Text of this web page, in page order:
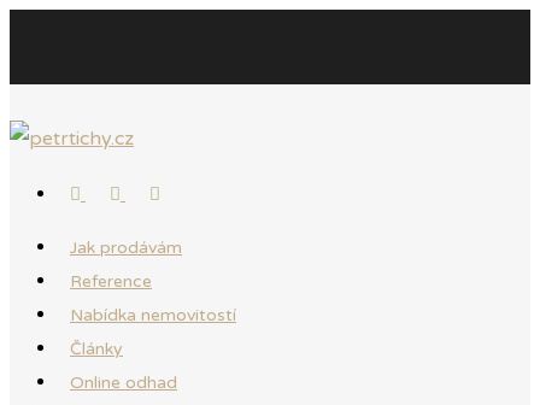
Jak prodávám
Reference
Nabídka nemovitostí
Články
Online odhad